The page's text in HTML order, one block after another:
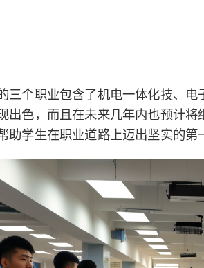
三个职业包含了机电一体化技、
出色，而且在未来几年内也预计
助学生在职业道路上迈出坚实的第